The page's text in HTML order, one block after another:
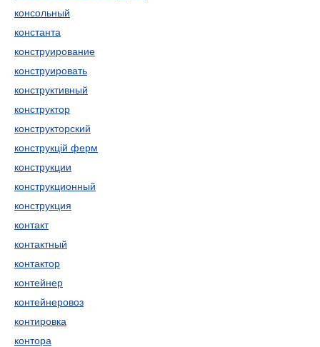
консольный
константа
конструирование
конструировать
конструктивный
конструктор
конструкторский
конструкцій ферм
конструкции
конструкционный
конструкция
контакт
контактный
контактор
контейнер
контейнеровоз
контировка
контора